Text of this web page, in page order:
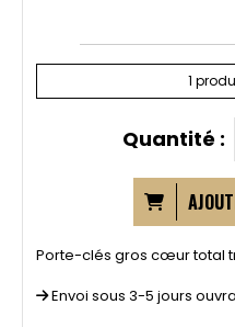
1
Quantité :
Porte-clés gros cœur total
Envoi sous 3-5 jours